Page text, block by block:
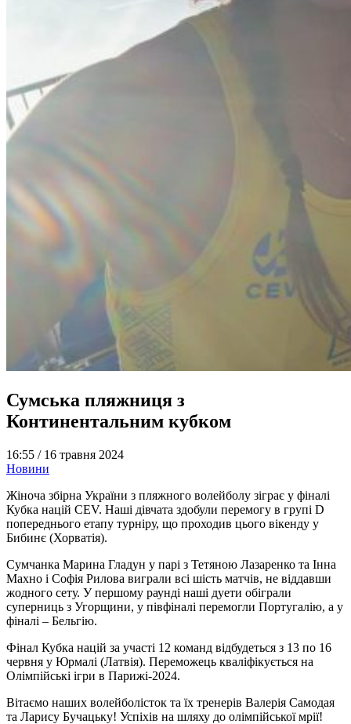
Сумська пляжниця з
Континентальним кубком
16:55 / 16 травня 2024
Новини
Жіноча збірна України з пляжного волейболу зіграє у фіналі
Кубка націй CEV. Наші дівчата здобули перемогу в групі D
попереднього етапу турніру, що проходив цього вікенду у
Бибинє (Хорватія).
Сумчанка Марина Гладун у парі з Тетяною Лазаренко та Інна
Махно і Софія Рилова виграли всі шість матчів, не віддавши
жодного сету. У першому раунді наші дуети обіграли
суперниць з Угорщини, у півфіналі перемогли Португалію, а у
фіналі – Бельгію.
Фінал Кубка націй за участі 12 команд відбудеться з 13 по 16
червня у Юрмалі (Латвія). Переможець кваліфікується на
Олімпійські ігри в Парижі-2024.
Вітаємо наших волейболісток та їх тренерів Валерія Самодая
та Ларису Бучацьку! Успіхів на шляху до олімпійської мрії!